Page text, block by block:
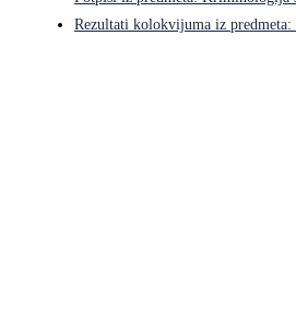
Rezultati kolokvijuma iz predmeta: